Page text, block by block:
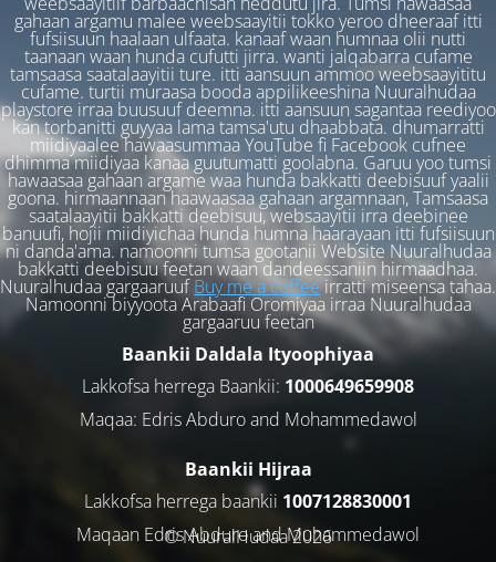
gahaan argamu malee weebsaayitii tokko yeroo dheeraaf itti
fufsiisuun haalaan ulfaata. kanaaf waan humnaa olii nutti
taanaan waan hunda cufutti jirra. wanti jalqabarra cufame
tamsaasa saatalaayitii ture. itti aansuun ammoo weebsaayititu
cufame. turtii muraasa booda appilikeeshina Nuuralhudaa
playstore irraa buusuuf deemna. itti aansuun sagantaa reediyoo
kan torbanitti guyyaa lama tamsa'utu dhaabbata. dhumarratti
miidiyaalee hawaasummaa YouTube fi Facebook cufnee
dhimma miidiyaa kanaa guutumatti goolabna. Garuu yoo tumsi
hawaasaa gahaan argame waa hunda bakkatti deebisuuf yaalii
goona. hirmaannaan haawaasaa gahaan argamnaan, Tamsaasa
saatalaayitii bakkatti deebisuu, websaayitii irra deebinee
banuufi, hojii miidiyichaa hunda humna haarayaan itti fufsiisuun
ni danda'ama. namoonni tumsa gootanii Website Nuuralhudaa
bakkatti deebisuu feetan waan dandeessaniin hirmaadhaa.
Nuuralhudaa gargaaruufBuy me a coffeeirratti miseensa tahaa.
Namoonni biyyoota Arabaafi Oromiyaa irraa Nuuralhudaa
gargaaruu feetan
Baankii Daldala Ityoophiyaa
Lakkofsa herrega Baankii: 1000649659908
Maqaa: Edris Abduro and Mohammedawol
Baankii Hijraa
Lakkofsa herrega baankii 1007128830001
Maqaan Edris Abduro and Muhammedawol
© NuuralHudaa 2026